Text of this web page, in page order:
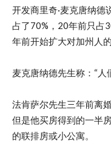
开发商里奇·麦克唐纳德
占了70%，20年前只占
年前开始扩大对加州人
麦克唐纳德先生称：“
法肯萨尔先生三年前离
但是他买房得到的一半
的联排房或小公寓。